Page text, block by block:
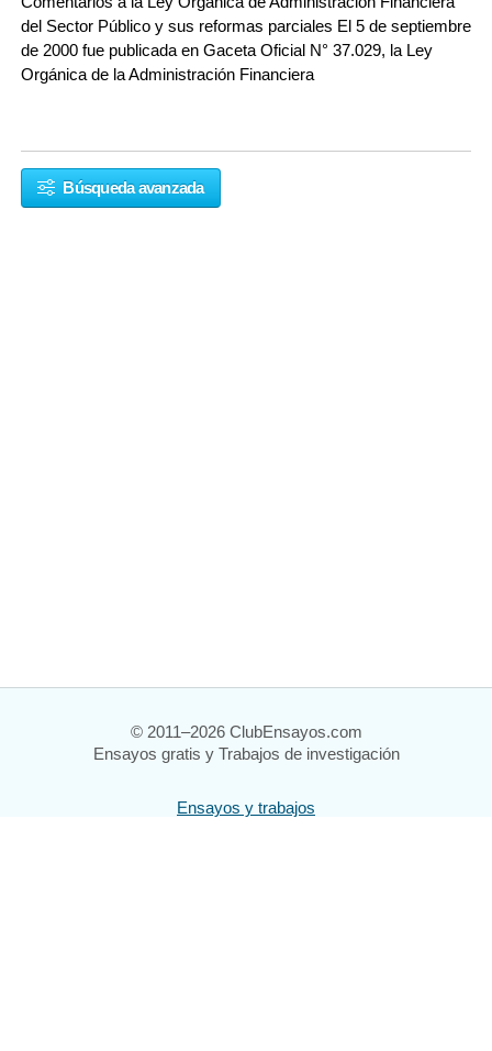
del Sector Público y sus reformas parciales El 5 de septiembre
de 2000 fue publicada en Gaceta Oficial N° 37.029, la Ley
Orgánica de la Administración Financiera
Búsqueda avanzada
© 2011–2026 ClubEnsayos.com
Ensayos gratis y Trabajos de investigación
Ensayos y trabajos